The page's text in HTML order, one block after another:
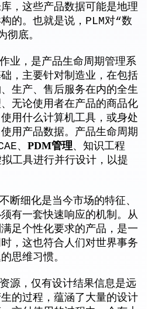
，这些产品数据可能是地理
的。也就是说，PLM对“数
彻底。
，是产品生命周期管理系
，主要针对制造业，在包括
生产、售后服务在内的全生
无论使用者在产品的商品化
用什么计算机工具，或身处
用产品数据。产品生命周期
、 PDM管理、知识工程
工具进行并行设计，以提
细化是当今市场的特征、
有一套快速响应的机制。从
足个性化要求的产品，是一
，这也符合人们对世界事务
思维习惯。
，仅有设计结果信息是远
的过程，蕴涵了大量的设计